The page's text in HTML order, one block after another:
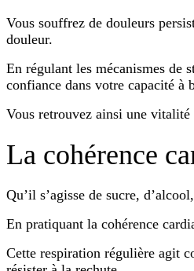
Vous souffrez de douleurs
douleur.
En régulant les mécanismes de
confiance dans votre capacité à
Vous retrouvez ainsi une
La cohérence
Qu’il s’agisse de sucre,
En pratiquant la cohérence
Cette respiration régulière agit